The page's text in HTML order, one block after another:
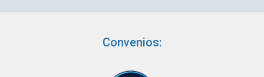
Convenios: